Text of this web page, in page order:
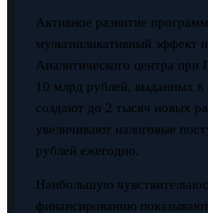
Активное развитие
мультипликативный эффект
Аналитического центра
10 млрд рублей, выданных в
создают до 2 тысяч новых
увеличивают налоговые
рублей ежегодно.
Наибольшую
финансированию